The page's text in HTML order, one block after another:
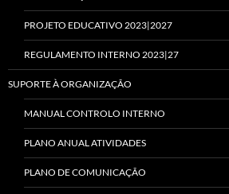
PROJETO EDUCATIVO 2023|2027
REGULAMENTO INTERNO 2023|27
SUPORTE À ORGANIZAÇÃO
MANUAL CONTROLO INTERNO
PLANO ANUAL ATIVIDADES
PLANO DE COMUNICAÇÃO